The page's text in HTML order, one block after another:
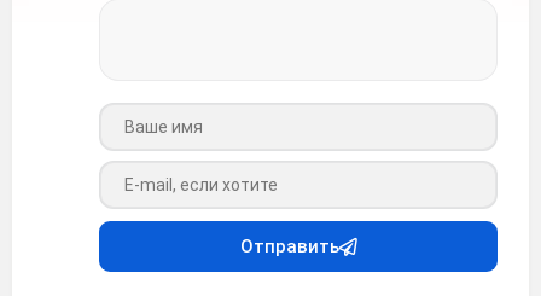
Ваше имя
Ваш e-mail
Отправить